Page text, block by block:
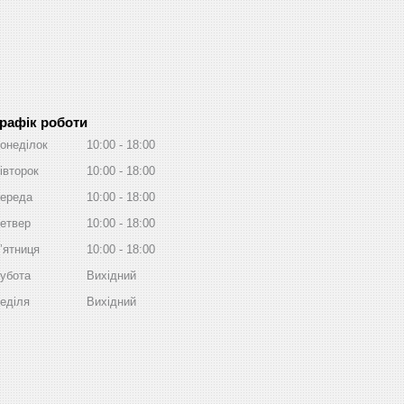
роботи
10:00
18:00
10:00
18:00
10:00
18:00
10:00
18:00
10:00
18:00
Вихідний
Вихідний